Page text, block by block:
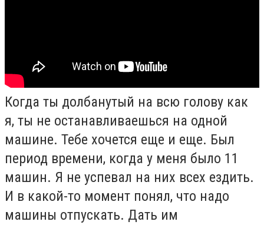
Когда ты долбанутый на всю голову как
я, ты не останавливаешься на одной
машине. Тебе хочется еще и еще. Был
период времени, когда у меня было 11
машин. Я не успевал на них всех ездить.
И в какой-то момент понял, что надо
машины отпускать. Дать им